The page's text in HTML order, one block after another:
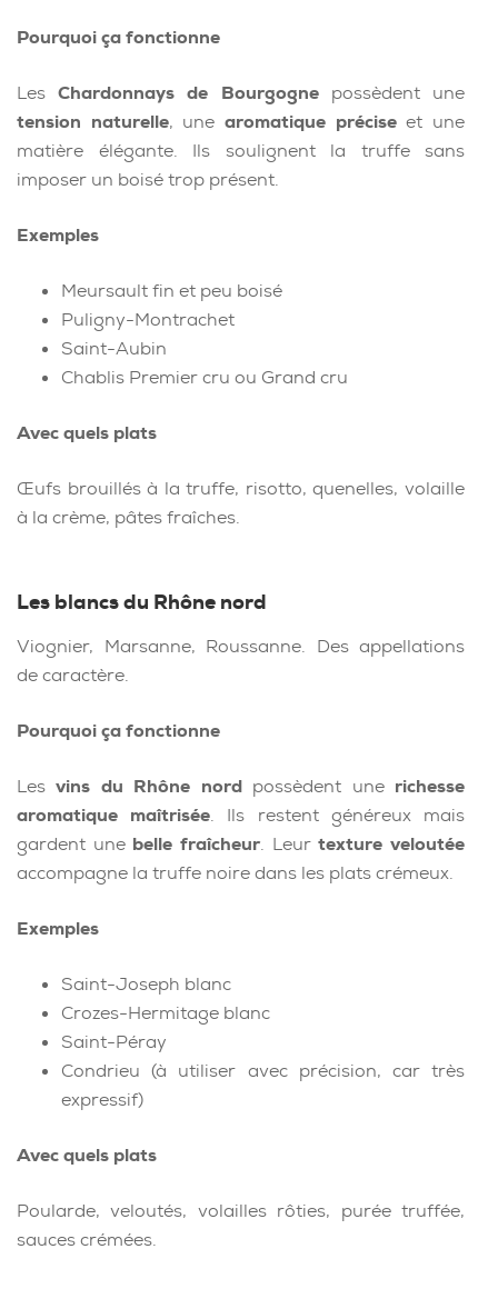
Pourquoi ça fonctionne
LesChardonnays de Bourgognepossèdent une
tension naturelle, unearomatique préciseet une
matière élégante. Ils soulignent la truffe sans
imposer un boisé trop présent.
Exemples
Meursault fin et peu boisé
Puligny-Montrachet
Saint-Aubin
Chablis Premier cru ou Grand cru
Avec quels plats
Œufs brouillés à la truffe, risotto, quenelles, volaille
à la crème, pâtes fraîches.
Les blancs du Rhône nord
Viognier, Marsanne, Roussanne. Des appellations
de caractère.
Pourquoi ça fonctionne
Lesvins du Rhône nordpossèdent une richesse
aromatique maîtrisée. Ils restent généreux mais
gardent une belle fraîcheur. Leurtexture veloutée
accompagne la truffe noire dans les plats crémeux.
Exemples
Saint-Joseph blanc
Crozes-Hermitage blanc
Saint-Péray
Condrieu (à utiliser avec précision, car très
expressif)
Avec quels plats
Poularde, veloutés, volailles rôties, purée truffée,
sauces crémées.